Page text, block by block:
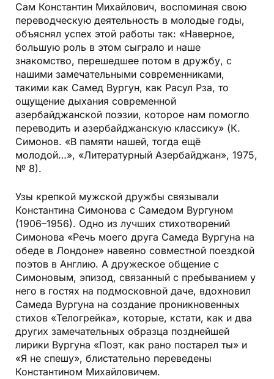
Сам Константин Михайлович, воспоминая свою
переводческую деятельность в молодые годы,
объяснял успех этой работы так: «Наверное,
большую роль в этом сыграло и наше
знакомство, перешедшее потом в дружбу, с
нашими замечательными современниками,
такими как Самед Вургун, как Расул Рза, то
ощущение дыхания современной
азербайджанской поэзии, которое нам помогло
переводить и азербайджанскую классику» (К.
Симонов. «В памяти нашей, тогда ещё
молодой…», «Литературный Азербайджан», 1975,
№ 8).
Узы крепкой мужской дружбы связывали
Константина Симонова с Самедом Вургуном
(1906–1956). Одно из лучших стихотворений
Симонова «Речь моего друга Самеда Вургуна на
обеде в Лондоне» навеяно совместной поездкой
поэтов в Англию. А дружеское общение с
Симоновым, эпизод, связанный с пребыванием у
него в гостях на подмосковной даче, вдохновил
Самеда Вургуна на создание проникновенных
стихов «Телогрейка», которые, кстати, как и два
других замечательных образца позднейшей
лирики Вургуна «Поэт, как рано постарел ты» и
«Я не спешу», блистательно переведены
Константином Михайловичем.